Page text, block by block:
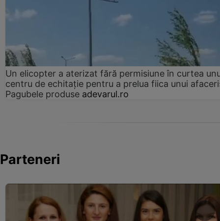
Un elicopter a aterizat fără permisiune în curtea
centru de echitație pentru a prelua fiica unui
Pagubele produse adevarul.ro
Parteneri